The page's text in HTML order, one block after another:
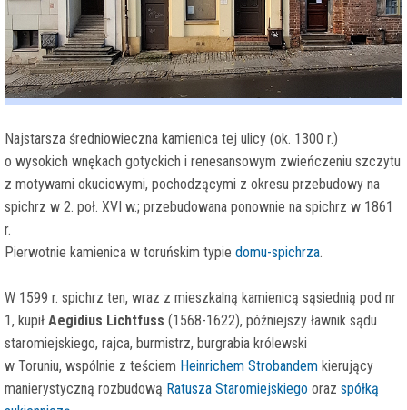
Najstarsza średniowieczna kamienica tej ulicy (ok. 1300 r.)
o wysokich wnękach gotyckich i renesansowym zwieńczeniu szczytu
z motywami okuciowymi, pochodzącymi z okresu przebudowy na
spichrz w 2. poł. XVI w.; przebudowana ponownie na spichrz w 1861
r.
Pierwotnie kamienica w toruńskim typie domu-spichrza.
W 1599 r. spichrz ten, wraz z mieszkalną kamienicą sąsiednią pod nr
1, kupił Aegidius Lichtfuss (1568-1622), późniejszy ławnik sądu
staromiejskiego, rajca, burmistrz, burgrabia królewski
w Toruniu, wspólnie z teściem Heinrichem Strobandem kierujący
manierystyczną rozbudową Ratusza Staromiejskiego oraz spółką